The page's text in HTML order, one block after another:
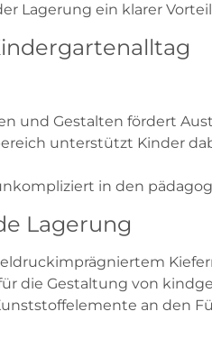
Lagerung ein klarer
und Gestalten fördert
unterstützt Kinder
in den
Lagerung
die Gestaltung von
an den